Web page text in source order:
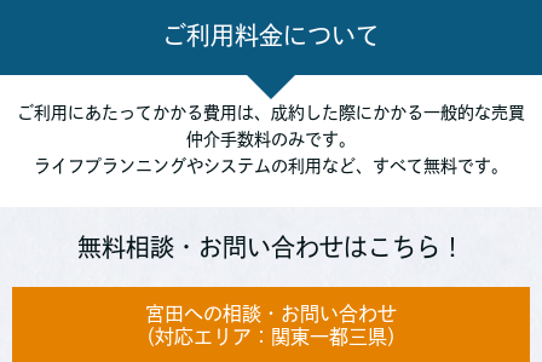
ご利用料金について
ご利用にあたってかかる費用は、成約した際にかかる一般的な売買
仲介手数料のみです。
ライフプランニングやシステムの利用など、すべて無料です。
無料相談・お問い合わせはこちら！
宮田への相談・お問い合わせ
（対応エリア：関東一都三県）